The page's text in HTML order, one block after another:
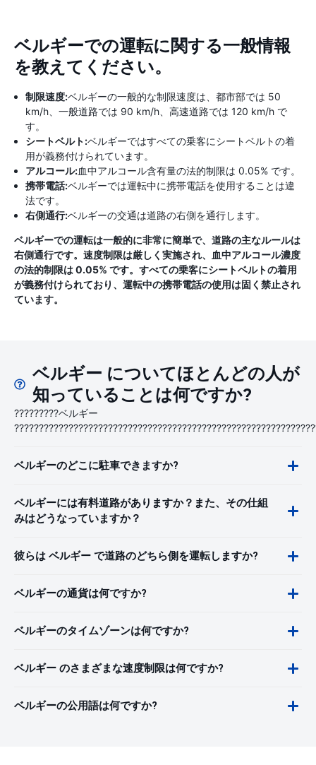
ベルギーでの運転に関する一般情報
を教えてください。
制限速度:ベルギーの一般的な制限速度は、都市部では 50
km/h、一般道路では 90 km/h、高速道路では 120 km/h で
す。
シートベルト:ベルギーではすべての乗客にシートベルトの着
用が義務付けられています。
アルコール:血中アルコール含有量の法的制限は 0.05% です。
携帯電話:ベルギーでは運転中に携帯電話を使用することは違
法です。
右側通行:ベルギーの交通は道路の右側を通行します。
ベルギーでの運転は一般的に非常に簡単で、道路の主なルールは
右側通行です。速度制限は厳しく実施され、血中アルコール濃度
の法的制限は 0.05% です。すべての乗客にシートベルトの着用
が義務付けられており、運転中の携帯電話の使用は固く禁止され
ています。
ベルギー についてほとんどの人が
知っていることは何ですか?
?????????ベルギー
ベルギーのどこに駐車できますか?
ベルギーには有料道路がありますか？また、その仕組
みはどうなっていますか？
彼らは ベルギー で道路のどちら側を運転しますか?
ベルギーの通貨は何ですか?
ベルギーのタイムゾーンは何ですか?
ベルギー のさまざまな速度制限は何ですか?
ベルギーの公用語は何ですか?